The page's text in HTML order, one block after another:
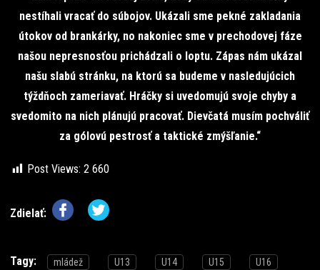
nestíhali vracať do súbojov. Ukázali sme pekné zakladania
útokov od brankárky, no nakoniec sme v prechodovej fáze
našou nepresnosťou prichádzali o loptu. Zápas nám ukázal
našu slabú stránku, na ktorú sa budeme v nasledujúcich
týždňoch zameriavať. Hráčky si uvedomujú svoje chyby a
svedomito na nich plánujú pracovať. Dievčatá musím pochváliť
za gólovú pestrosť a taktické zmýšľanie.“
Post Views: 2 660
Zdielať:
Tagy: mládež U13 U14 U15 U16